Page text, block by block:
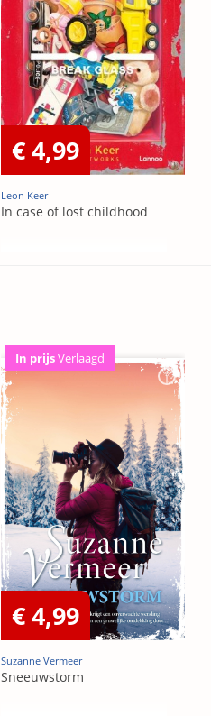
€ 4,99
Leon Keer
In case of lost childhood
In prijsVerlaagd
€ 4,99
Suzanne Vermeer
Sneeuwstorm